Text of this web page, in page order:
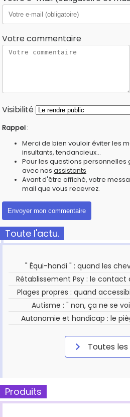
Votre commentaire
Visibilité
Rappel :
Merci de bien vouloir éviter les
insultants, tendancieux...
Pour les questions
avec nos assistants
Avant d'être affiché, votre
mail que vous recevrez.
Toute l'actu.
" Équi-handi " : quand les
Rétablissement Psy : le
Plages propres : quand
Autisme : " non, ça ne se
Autonomie et handicap : le
Toutes
Produits